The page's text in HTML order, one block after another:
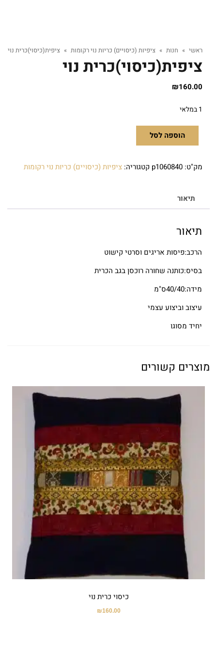
ראשי » חנות » ציפיות (כיסויים) כריות נוי רקומות » ציפית(כיסוי)כרית נוי
ציפית(כיסוי)כרית נוי
₪160.00
1 במלאי
הוספה לסל
מק"ט: p1060840 קטגוריה: ציפיות (כיסויים) כריות נוי רקומות
תיאור
תיאור
הרכב:פיסות אריגים וסרטי קישוט
בסיס:כותנה שחורה רוכסן בגב הכרית
מידה:40/40ס"מ
עיצוב וביצוע עצמי
יחיד מסוגו
מוצרים קשורים
כיסוי כרית נוי
₪160.00